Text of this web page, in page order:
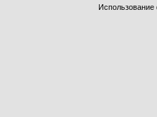
Использование